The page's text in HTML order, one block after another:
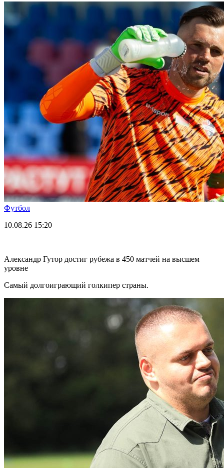
Футбол
10.08.26 15:20
Александр Гутор достиг рубежа в 450 матчей на высшем
уровне
Самый долгоиграющий голкипер страны.